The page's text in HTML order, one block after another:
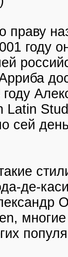
праву
году
году
сей
де-